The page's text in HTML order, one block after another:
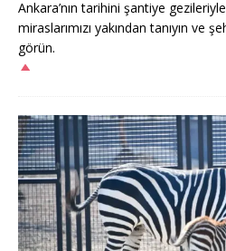
Ankara’nın tarihini şantiye
miraslarımızı yakından tanıyın ve
görün.